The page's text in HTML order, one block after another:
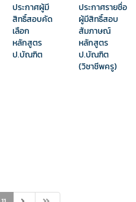
ประกาศผู้มี
สิทธิ์สอบคัด
เลือก
หลักสูตร
ป.บัณฑิต
ประกาศรายชื่อ
ผู้มีสิทธิ์สอบ
สัมภาษณ์
หลักสูตร
ป.บัณฑิต
(วิชาชีพครู)